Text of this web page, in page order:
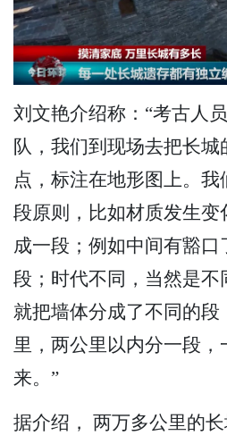
刘文艳介绍称：“考古人
队，我们到现场去把长城
点，标注在地形图上。
段原则，比如材质发生变
成一段；例如中间有豁口
段；时代不同，当然是不
就把墙体分成了不同的段
里，两公里以内分一段，
来。”
据介绍， 两万多公里的